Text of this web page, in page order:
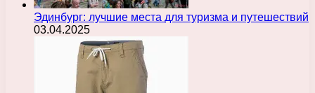
Эдинбург: лучшие места для туризма и путешествий
03.04.2025